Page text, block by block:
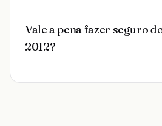
Vale a pena fazer seguro
2012?